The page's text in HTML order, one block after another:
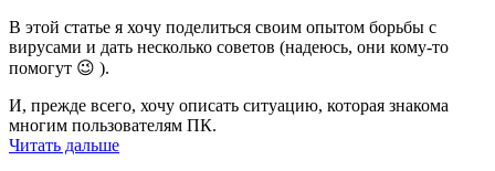
В этой статье я хочу поделиться своим опытом борьбы с
вирусами и дать несколько советов (надеюсь, они кому-то
помогут 😉 ).
И, прежде всего, хочу описать ситуацию, которая знакома
многим пользователям ПК.
Читать дальше